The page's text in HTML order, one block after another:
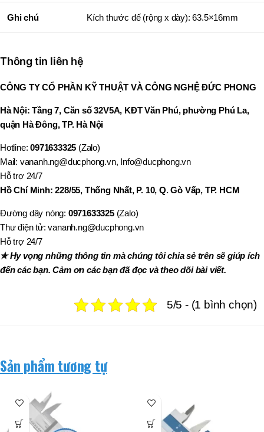
Ghi chú Kích thước đế (rộng x dày): 63.5×16mm
Thông tin liên hệ
CÔNG TY CỔ PHẦN KỸ THUẬT VÀ CÔNG NGHỆ ĐỨC PHONG
Hà Nội: Tầng 7, Căn số 32V5A, KĐT Văn Phú, phường Phú La,
quận Hà Đông, TP. Hà Nội
Hotline:0971633325 (Zalo)
Mail: vananh.ng@ducphong.vn, Info@ducphong.vn
Hỗ trợ 24/7
Hồ Chí Minh: 228/55, Thống Nhất, P. 10, Q. Gò Vấp, TP. HCM
Đường dây nóng: 0971633325(Zalo)
Thư điện tử: vananh.ng@ducphong.vn
Hỗ trợ 24/7
✯ Hy vọng những thông tin mà chúng tôi chia sẻ trên sẽ giúp ích
đến các bạn. Cảm ơn các bạn đã đọc và theo dõi bài viết.
5/5 - (1 bình chọn)
Sản phẩm tương tự